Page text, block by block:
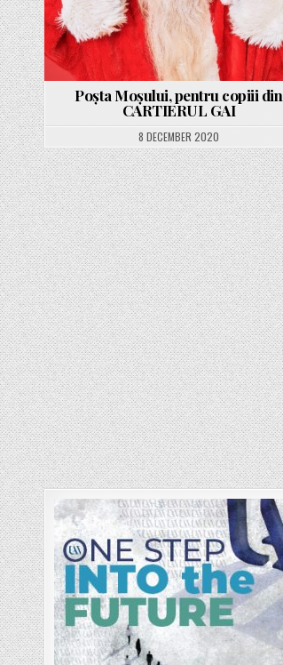
Poșta Moșului, pentru copiii din
CARTIERUL GAI
8 DECEMBER 2020
Posts
navigation